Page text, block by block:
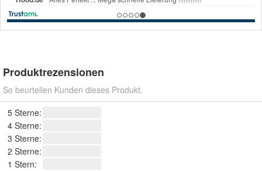
Produktrezensionen
So beurteilen Kunden dieses Produkt.
5 Sterne:
4 Sterne:
3 Sterne:
2 Sterne:
1 Stern: